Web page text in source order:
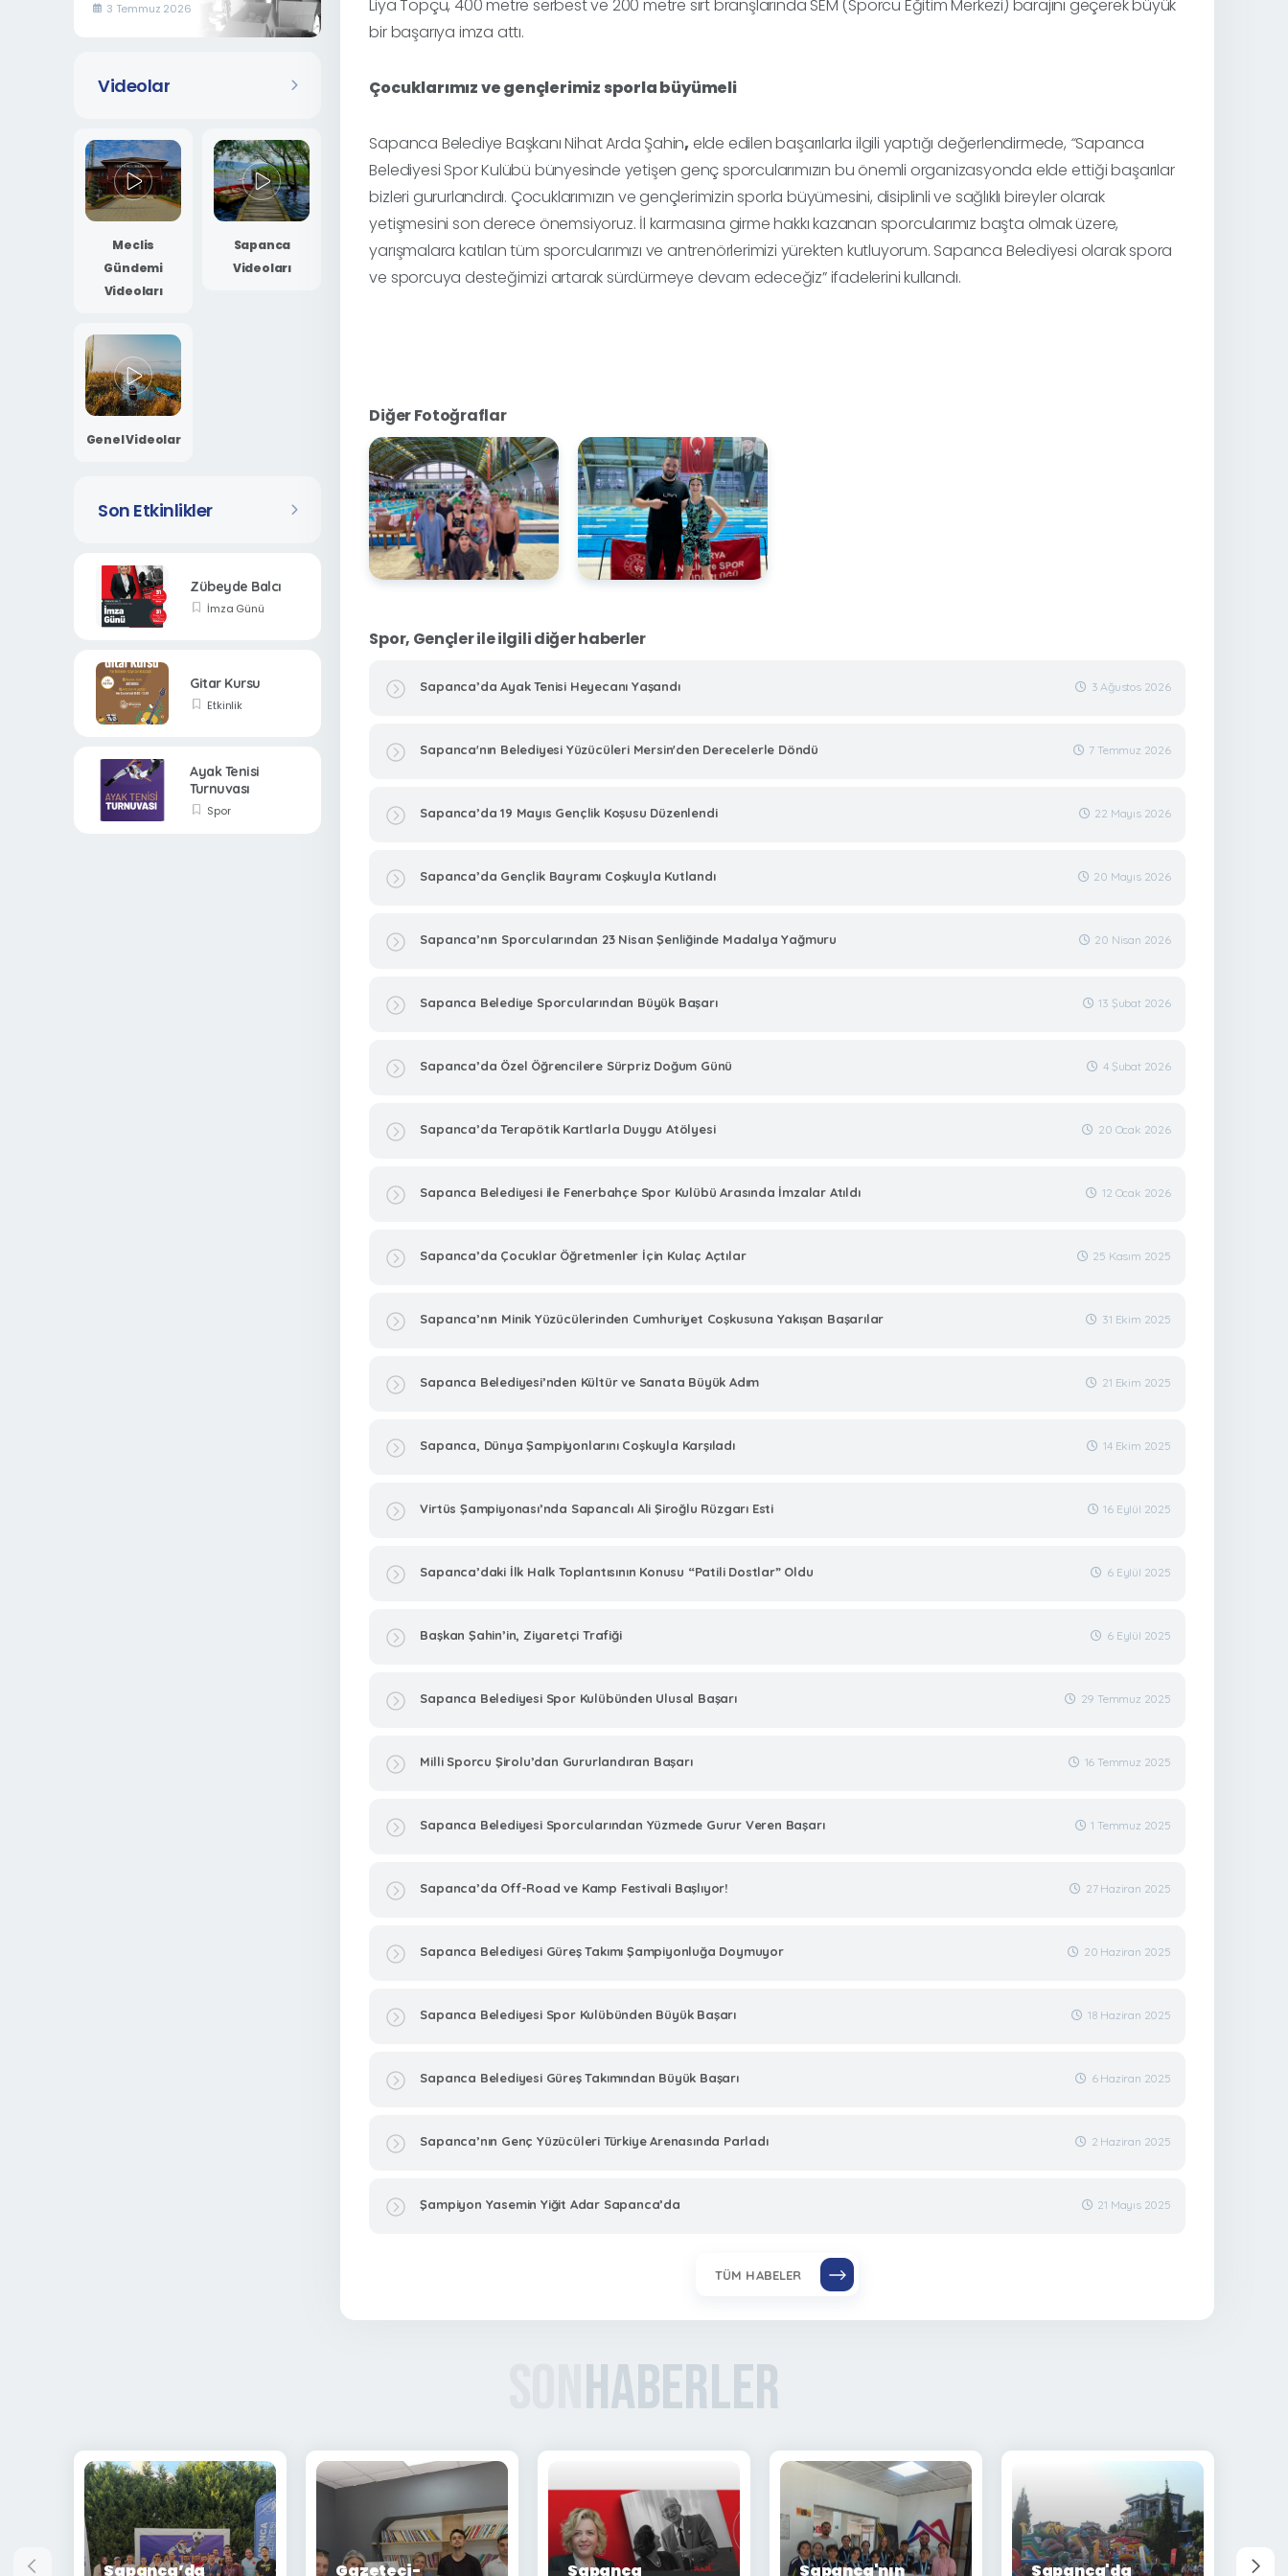
3 Temmuz 2026
Videolar
Meclis
Gündemi
Videoları
Sapanca
Videoları
Genel Videolar
Son Etkinlikler
Zübeyde Balcı
İmza Günü
Gitar Kursu
Etkinlik
Ayak Tenisi
Turnuvası
Spor
Liya Topçu, 400 metre serbest ve 200 metre sırt branşlarında SEM (Sporcu Eğitim Merkezi) barajını geçerek büyük
bir başarıya imza attı.
Çocuklarımız ve gençlerimiz sporla büyümeli
Sapanca Belediye BaşkanıNihat Arda Şahin, elde edilen başarılarla ilgili yaptığı değerlendirmede, “Sapanca
Belediyesi Spor Kulübü bünyesinde yetişen genç sporcularımızın bu önemli organizasyonda elde ettiği başarılar
bizleri gururlandırdı. Çocuklarımızın ve gençlerimizin sporla büyümesini, disiplinli ve sağlıklı bireyler olarak
yetişmesini son derece önemsiyoruz. İl karmasına girme hakkı kazanan sporcularımız başta olmak üzere,
yarışmalara katılan tüm sporcularımızı ve antrenörlerimizi yürekten kutluyorum. Sapanca Belediyesi olarak spora
ve sporcuya desteğimizi artarak sürdürmeye devam edeceğiz”ifadelerini kullandı.
Diğer Fotoğraflar
Spor, Gençler ile ilgili diğer haberler
Sapanca’da Ayak Tenisi Heyecanı Yaşandı 3 Ağustos 2026
Sapanca'nın Belediyesi Yüzücüleri Mersin'den Derecelerle Döndü 7 Temmuz 2026
Sapanca’da 19 Mayıs Gençlik Koşusu Düzenlendi 22 Mayıs 2026
Sapanca’da Gençlik Bayramı Coşkuyla Kutlandı 20 Mayıs 2026
Sapanca’nın Sporcularından 23 Nisan Şenliğinde Madalya Yağmuru 20 Nisan 2026
Sapanca Belediye Sporcularından Büyük Başarı 13 Şubat 2026
Sapanca’da Özel Öğrencilere Sürpriz Doğum Günü 4 Şubat 2026
Sapanca’da Terapötik Kartlarla Duygu Atölyesi 20 Ocak 2026
Sapanca Belediyesi ile Fenerbahçe Spor Kulübü Arasında İmzalar Atıldı 12 Ocak 2026
Sapanca’da Çocuklar Öğretmenler İçin Kulaç Açtılar 25 Kasım 2025
Sapanca’nın Minik Yüzücülerinden Cumhuriyet Coşkusuna Yakışan Başarılar 31 Ekim 2025
Sapanca Belediyesi’nden Kültür ve Sanata Büyük Adım 21 Ekim 2025
Sapanca, Dünya Şampiyonlarını Coşkuyla Karşıladı 14 Ekim 2025
Virtüs Şampiyonası’nda Sapancalı Ali Şiroğlu Rüzgarı Esti 16 Eylül 2025
Sapanca’daki İlk Halk Toplantısının Konusu “Patili Dostlar” Oldu 6 Eylül 2025
Başkan Şahin’in, Ziyaretçi Trafiği 6 Eylül 2025
Sapanca Belediyesi Spor Kulübünden Ulusal Başarı 29 Temmuz 2025
Milli Sporcu Şirolu’dan Gururlandıran Başarı 16 Temmuz 2025
Sapanca Belediyesi Sporcularından Yüzmede Gurur Veren Başarı 1 Temmuz 2025
Sapanca’da Off-Road ve Kamp Festivali Başlıyor! 27 Haziran 2025
Sapanca Belediyesi Güreş Takımı Şampiyonluğa Doymuyor 20 Haziran 2025
Sapanca Belediyesi Spor Kulübünden Büyük Başarı 18 Haziran 2025
Sapanca Belediyesi Güreş Takımından Büyük Başarı 6 Haziran 2025
Sapanca’nın Genç Yüzücüleri Türkiye Arenasında Parladı 2 Haziran 2025
Şampiyon Yasemin Yiğit Adar Sapanca’da 21 Mayıs 2025
TÜM HABELER
Haberler
Sapanca’da Gazeteci- Sapanca Sapanca'nın Sapanca'da